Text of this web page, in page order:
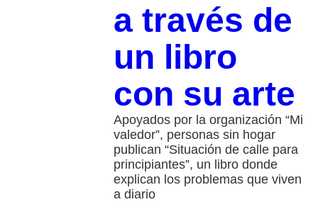
a través de
un libro
con su arte
Apoyados por la organización “Mi
valedor”, personas sin hogar
publican “Situación de calle para
principiantes”, un libro donde
explican los problemas que viven
a diario